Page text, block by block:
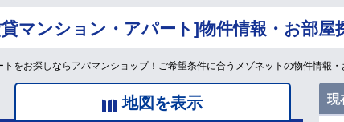
マンション・アパート]物件情報・お部屋
をお探しならアパマンショップ！ご希望条件に合うメゾネットの物件情報・
地図を表示 現